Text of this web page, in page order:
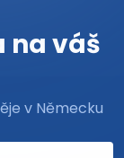
na váš
v Německu